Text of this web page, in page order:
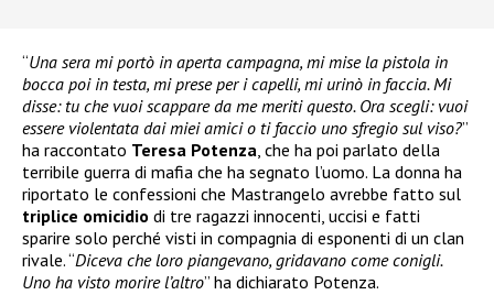
“Una sera mi portò in aperta campagna, mi mise la pistola in
bocca poi in testa, mi prese per i capelli, mi urinò in faccia. Mi
disse: tu che vuoi scappare da me meriti questo. Ora scegli: vuoi
essere violentata dai miei amici o ti faccio uno sfregio sul viso?”
ha raccontato Teresa Potenza, che ha poi parlato della
terribile guerra di mafia che ha segnato l’uomo. La donna ha
riportato le confessioni che Mastrangelo avrebbe fatto sul
triplice omicidio di tre ragazzi innocenti, uccisi e fatti
sparire solo perché visti in compagnia di esponenti di un clan
rivale. “Diceva che loro piangevano, gridavano come conigli.
Uno ha visto morire l’altro” ha dichiarato Potenza.